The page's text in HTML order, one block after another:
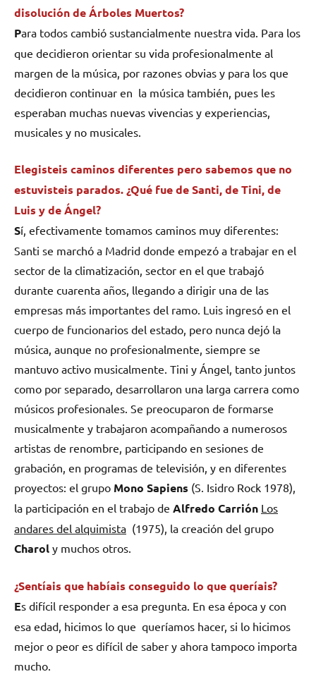
disolución de Árboles Muertos?
Para todos cambió sustancialmente nuestra vida. Para los
que decidieron orientar su vida profesionalmente al
margen de la música, por razones obvias y para los que
decidieron continuar en la música también, pues les
esperaban muchas nuevas vivencias y experiencias,
musicales y no musicales.
Elegisteis caminos diferentes pero sabemos que no
estuvisteis parados. ¿Qué fue de Santi, de Tini, de
Luis y de Ángel?
Sí, efectivamente tomamos caminos muy diferentes:
Santi se marchó a Madrid donde empezó a trabajar en el
sector de la climatización, sector en el que trabajó
durante cuarenta años, llegando a dirigir una de las
empresas más importantes del ramo. Luis ingresó en el
cuerpo de funcionarios del estado, pero nunca dejó la
música, aunque no profesionalmente, siempre se
mantuvo activo musicalmente. Tini y Ángel, tanto juntos
como por separado, desarrollaron una larga carrera como
músicos profesionales. Se preocuparon de formarse
musicalmente y trabajaron acompañando a numerosos
artistas de renombre, participando en sesiones de
grabación, en programas de televisión, y en diferentes
proyectos: el grupo Mono Sapiens (S. Isidro Rock 1978),
la participación en el trabajo de Alfredo Carrión Los
andares del alquimista (1975), la creación del grupo
Charol y muchos otros.
¿Sentíais que habíais conseguido lo que queríais?
Es difícil responder a esa pregunta. En esa época y con
esa edad, hicimos lo que queríamos hacer, si lo hicimos
mejor o peor es difícil de saber y ahora tampoco importa
mucho.